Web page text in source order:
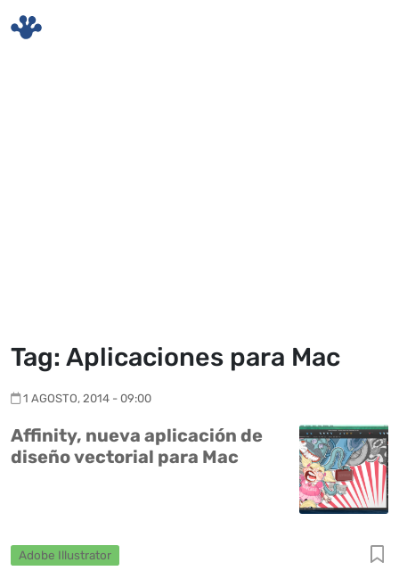
Tag: Aplicaciones para Mac
1 AGOSTO, 2014 - 09:00
Affinity, nueva aplicación de
diseño vectorial para Mac
Adobe Illustrator